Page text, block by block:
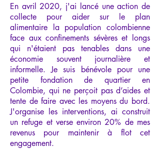
En avril 2020, j'ai lancé une action de
collecte pour aider sur le plan
alimentaire la population colombienne
face aux confinements sévères et longs
qui n'étaient pas tenables dans une
économie souvent journalière et
informelle. Je suis bénévole pour une
petite fondation de quartier en
Colombie, qui ne perçoit pas d’aides et
tente de faire avec les moyens du bord.
J'organise les interventions, ai construit
un refuge et verse environ 20% de mes
revenus pour maintenir à flot cet
engagement.